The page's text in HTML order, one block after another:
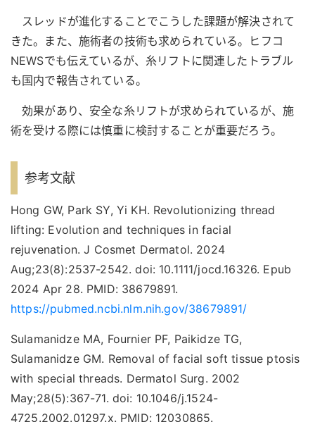
スレッドが進化することでこうした課題が解決されて
きた。また、施術者の技術も求められている。ヒフコ
NEWSでも伝えているが、糸リフトに関連したトラブル
も国内で報告されている。
効果があり、安全な糸リフトが求められているが、施
術を受ける際には慎重に検討することが重要だろう。
参考文献
Hong GW, Park SY, Yi KH. Revolutionizing thread
lifting: Evolution and techniques in facial
rejuvenation. J Cosmet Dermatol. 2024
Aug;23(8):2537-2542. doi: 10.1111/jocd.16326. Epub
2024 Apr 28. PMID: 38679891.
https://pubmed.ncbi.nlm.nih.gov/38679891/
Sulamanidze MA, Fournier PF, Paikidze TG,
Sulamanidze GM. Removal of facial soft tissue ptosis
with special threads. Dermatol Surg. 2002
May;28(5):367-71. doi: 10.1046/j.1524-
4725.2002.01297.x. PMID: 12030865.